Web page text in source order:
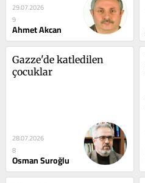
29.07.2026
9
Ahmet Akcan
Gazze'de katledilen
çocuklar
28.07.2026
8
Osman Suroğlu